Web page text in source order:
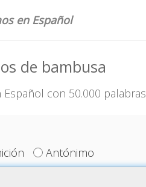
en Español
de bambusa
Español con 50.000 palabras
Antónimo